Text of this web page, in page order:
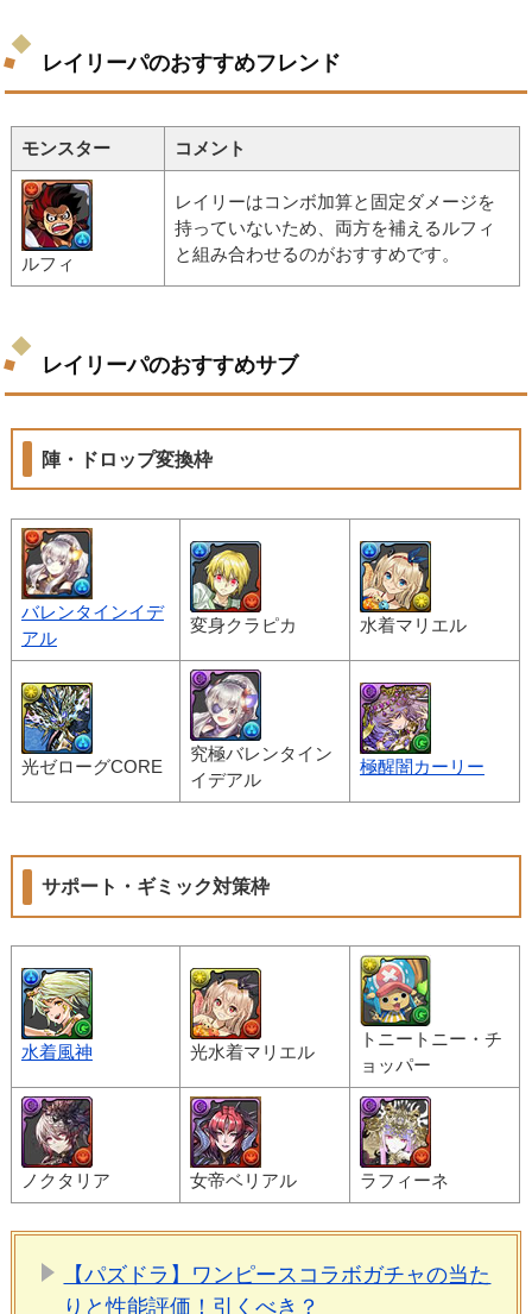
レイリーパのおすすめフレンド
モンスター コメント
ルフィ
レイリーはコンボ加算と固定ダメージを
持っていないため、両方を補えるルフィ
と組み合わせるのがおすすめです。
レイリーパのおすすめサブ
陣・ドロップ変換枠
バレンタインイデ
アル
変身クラピカ 水着マリエル
光ゼローグCORE
究極バレンタイン
イデアル
極醒闇カーリー
サポート・ギミック対策枠
水着風神 光水着マリエル
トニートニー・チ
ョッパー
ノクタリア 女帝ベリアル ラフィーネ
【パズドラ】ワンピースコラボガチャの当た
りと性能評価！引くべき？